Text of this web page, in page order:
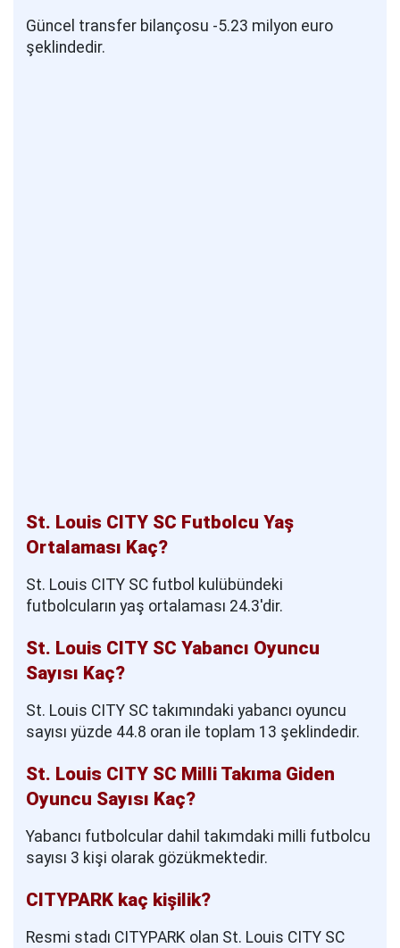
Güncel transfer bilançosu -5.23 milyon euro
şeklindedir.
St. Louis CITY SC Futbolcu Yaş
Ortalaması Kaç?
St. Louis CITY SC futbol kulübündeki
futbolcuların yaş ortalaması 24.3'dir.
St. Louis CITY SC Yabancı Oyuncu
Sayısı Kaç?
St. Louis CITY SC takımındaki yabancı oyuncu
sayısı yüzde 44.8 oran ile toplam 13 şeklindedir.
St. Louis CITY SC Milli Takıma Giden
Oyuncu Sayısı Kaç?
Yabancı futbolcular dahil takımdaki milli futbolcu
sayısı 3 kişi olarak gözükmektedir.
CITYPARK kaç kişilik?
Resmi stadı CITYPARK olan St. Louis CITY SC